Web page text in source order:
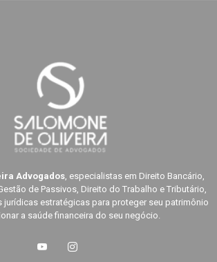
Advogados , especialistas em Direito Bancário,
de Passivos, Direito do Trabalho e Tributário,
estratégicas para proteger seu patrimônio
a saúde financeira do seu negócio.